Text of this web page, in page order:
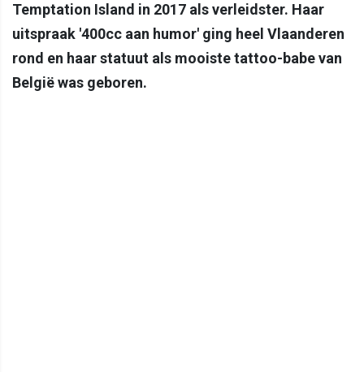
Temptation Island in 2017 als verleidster. Haar
uitspraak '400cc aan humor' ging heel Vlaanderen
rond en haar statuut als mooiste tattoo-babe van
België was geboren.